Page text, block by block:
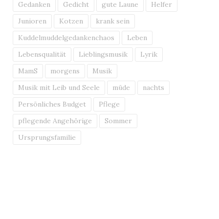
Gedanken
Gedicht gute Laune
Helfer
Junioren
Kotzen
krank sein
Kuddelmuddelgedankenchaos
Leben
Lebensqualität
Lieblingsmusik
Lyrik
MamS
morgens
Musik
Musik mit Leib und Seele
müde
nachts
Persönliches Budget
Pflege
pflegende Angehörige
Sommer
Ursprungsfamilie